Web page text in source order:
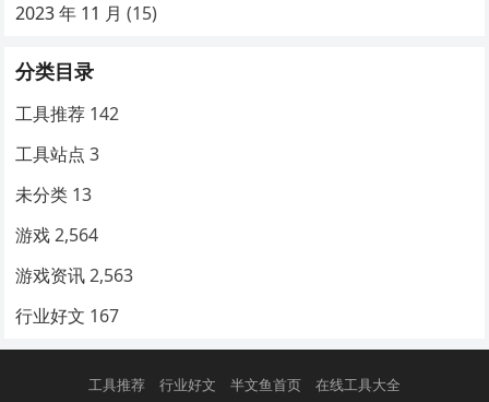
2023 年 11 月 (15)
分类目录
工具推荐 142
工具站点 3
未分类 13
游戏 2,564
游戏资讯 2,563
行业好文 167
工具推荐 行业好文 半文鱼首页 在线工具大全